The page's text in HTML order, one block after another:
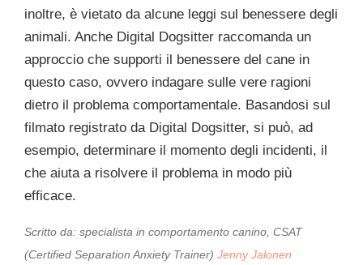
inoltre, è vietato da alcune leggi sul benessere degli
animali. Anche Digital Dogsitter raccomanda un
approccio che supporti il benessere del cane in
questo caso, ovvero indagare sulle vere ragioni
dietro il problema comportamentale. Basandosi sul
filmato registrato da Digital Dogsitter, si può, ad
esempio, determinare il momento degli incidenti, il
che aiuta a risolvere il problema in modo più
efficace.
Scritto da: specialista in comportamento canino, CSAT
(Certified Separation Anxiety Trainer) Jenny Jalonen